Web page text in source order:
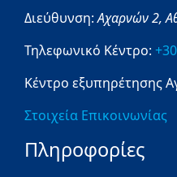
Διεύθυνση:Αχαρνών 2,
Τηλεφωνικό Κέντρο:
Κέντρο εξυπηρέτησης
Στοιχεία Επικοινωνίας
Πληροφορίες